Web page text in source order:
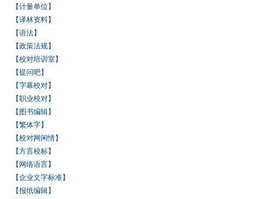
【计量单位】
【译林资料】
【语法】
【政策法规】
【校对培训室】
【提问吧】
【字幕校对】
【职业校对】
【图书编辑】
【繁体字】
【校对网闲情】
【方言校标】
【网络语言】
【企业文字标准】
【报纸编辑】